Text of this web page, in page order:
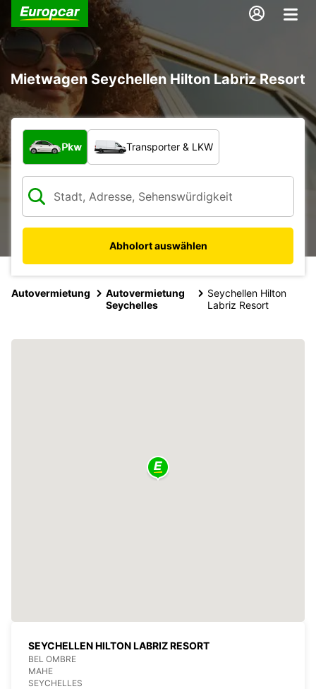
Mietwagen Seychellen Hilton Labriz Resort
Welche Art von Fahrzeug?
Pkw Transporter & LKW
Abholort auswählen
Autovermietung
Autovermietung
Seychelles
Seychellen Hilton
Labriz Resort
SEYCHELLEN HILTON LABRIZ RESORT
BEL OMBRE
MAHE
SEYCHELLES